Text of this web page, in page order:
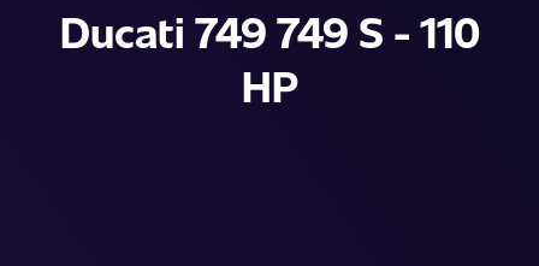
Ducati 749 749 S - 110
HP